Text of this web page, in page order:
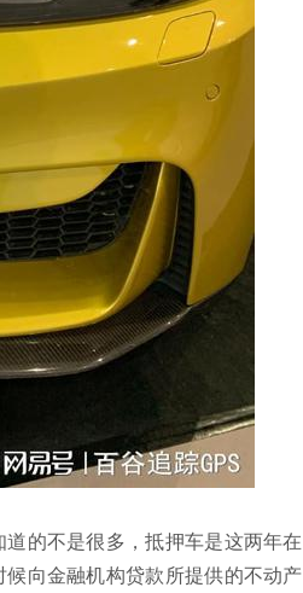
的不是很多，抵押车是这两年在
向金融机构贷款所提供的不动产